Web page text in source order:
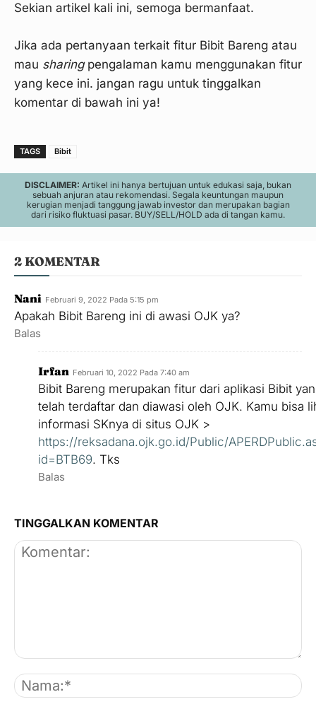
Sekian artikel kali ini, semoga bermanfaat.
Jika ada pertanyaan terkait fitur Bibit Bareng atau
mau sharing pengalaman kamu menggunakan fitur
yang kece ini. jangan ragu untuk tinggalkan
komentar di bawah ini ya!
TAGS Bibit
DISCLAIMER: Artikel ini hanya bertujuan untuk edukasi saja, bukan
sebuah anjuran atau rekomendasi. Segala keuntungan maupun
kerugian menjadi tanggung jawab investor dan merupakan bagian
dari risiko fluktuasi pasar. BUY/SELL/HOLD ada di tangan kamu.
2 KOMENTAR
Nani Februari 9, 2022 Pada 5:15 pm
Apakah Bibit Bareng ini di awasi OJK ya?
Balas
Irfan Februari 10, 2022 Pada 7:40 am
Bibit Bareng merupakan fitur dari aplikasi Bibit
telah terdaftar dan diawasi oleh OJK. Kamu bisa
informasi SKnya di situs OJK >
https://reksadana.ojk.go.id/Public/
id=BTB69. Tks
Balas
TINGGALKAN KOMENTAR